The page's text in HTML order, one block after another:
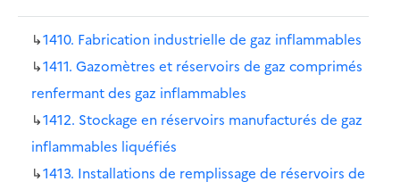
↳1410. Fabrication industrielle de gaz inflammables
↳1411. Gazomètres et réservoirs de gaz comprimés
renfermant des gaz inflammables
↳1412. Stockage en réservoirs manufacturés de gaz
inflammables liquéfiés
↳1413. Installations de remplissage de réservoirs de